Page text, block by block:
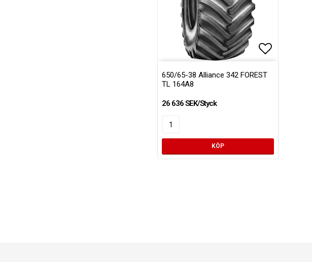
650/65-38 Alliance 342 FOREST
TL 164A8
26 636 SEK/Styck
KÖP